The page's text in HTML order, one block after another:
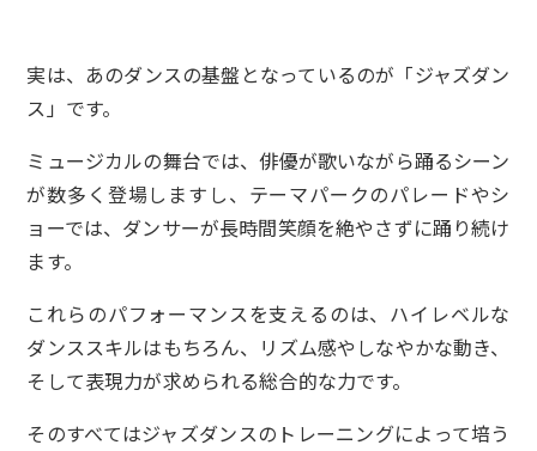
実は、あのダンスの基盤となっているのが「ジャズダン
ス」です。
ミュージカルの舞台では、俳優が歌いながら踊るシーン
が数多く登場しますし、テーマパークのパレードやシ
ョーでは、ダンサーが長時間笑顔を絶やさずに踊り続け
ます。
これらのパフォーマンスを支えるのは、ハイレベルな
ダンススキルはもちろん、リズム感やしなやかな動き、
そして表現力が求められる総合的な力です。
そのすべてはジャズダンスのトレーニングによって培う